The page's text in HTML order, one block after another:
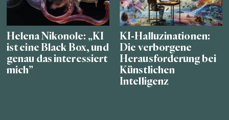
Helena Nikonole: „KI
ist eine Black Box, und
genau das interessiert
mich”
KI-Halluzinationen:
Die verborgene
Herausforderung bei
Künstlichen
Intelligenz